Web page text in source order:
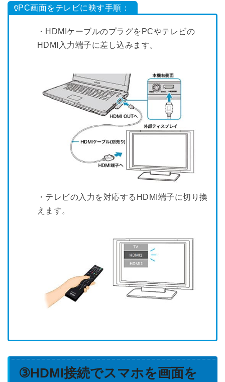
PC画面をテレビに映す手順：
・HDMIケーブルのプラグをPCやテレビの
HDMI入力端子に差し込みます。
・テレビの入力を対応するHDMI端子に切り換
えます。
③HDMI接続でスマホを画面を